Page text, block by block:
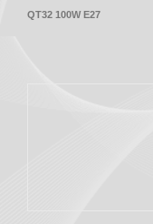
QT32 100W E27